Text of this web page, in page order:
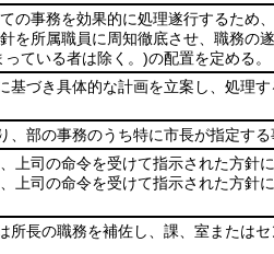
事務を効果的に処理遂行するため、
所属職員に周知徹底させ、職務の
ている者は除く。)の配置を定める。
基づき具体的な計画を立案し、処理
、部の事務のうち特に市長が指定す
司の命令を受けて指示された方針
上司の命令を受けて指示された方針
所長の職務を補佐し、課、室または